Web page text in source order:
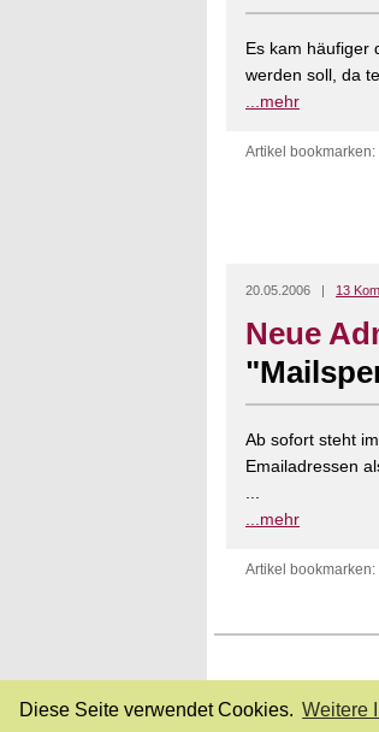
Diese Seite verwendet Cookies. Weitere
Es kam häufiger
werden soll, da
...mehr
Artikel bookmarken:
20.05.2006 | 13
Neue
Ab sofort steht
Emailadressen
...mehr
Artikel bookmarken: